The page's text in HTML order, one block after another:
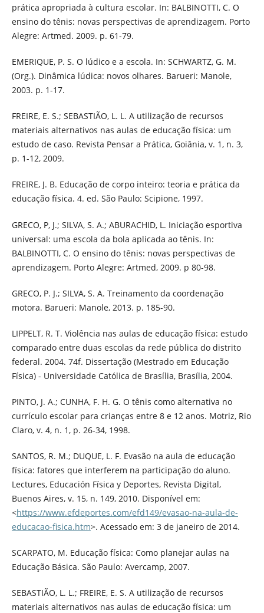
prática apropriada à cultura escolar. In: BALBINOTTI, C. O
ensino do tênis: novas perspectivas de aprendizagem. Porto
Alegre: Artmed. 2009. p. 61-79.
EMERIQUE, P. S. O lúdico e a escola. In: SCHWARTZ, G. M.
(Org.). Dinâmica lúdica: novos olhares. Barueri: Manole,
2003. p. 1-17.
FREIRE, E. S.; SEBASTIÃO, L. L. A utilização de recursos
materiais alternativos nas aulas de educação física: um
estudo de caso. Revista Pensar a Prática, Goiânia, v. 1, n. 3,
p. 1-12, 2009.
FREIRE, J. B. Educação de corpo inteiro: teoria e prática da
educação física. 4. ed. São Paulo: Scipione, 1997.
GRECO, P, J.; SILVA, S. A.; ABURACHID, L. Iniciação esportiva
universal: uma escola da bola aplicada ao tênis. In:
BALBINOTTI, C. O ensino do tênis: novas perspectivas de
aprendizagem. Porto Alegre: Artmed, 2009. p 80-98.
GRECO, P. J.; SILVA, S. A. Treinamento da coordenação
motora. Barueri: Manole, 2013. p. 185-90.
LIPPELT, R. T. Violência nas aulas de educação física: estudo
comparado entre duas escolas da rede pública do distrito
federal. 2004. 74f. Dissertação (Mestrado em Educação
Física) - Universidade Católica de Brasília, Brasília, 2004.
PINTO, J. A.; CUNHA, F. H. G. O tênis como alternativa no
currículo escolar para crianças entre 8 e 12 anos. Motriz, Rio
Claro, v. 4, n. 1, p. 26-34, 1998.
SANTOS, R. M.; DUQUE, L. F. Evasão na aula de educação
física: fatores que interferem na participação do aluno.
Lectures, Educación Física y Deportes, Revista Digital,
Buenos Aires, v. 15, n. 149, 2010. Disponível em:
<https://www.efdeportes.com/efd149/evasao-na-aula-de-
educacao-fisica.htm>. Acessado em: 3 de janeiro de 2014.
SCARPATO, M. Educação física: Como planejar aulas na
Educação Básica. São Paulo: Avercamp, 2007.
SEBASTIÃO, L. L.; FREIRE, E. S. A utilização de recursos
materiais alternativos nas aulas de educação física: um